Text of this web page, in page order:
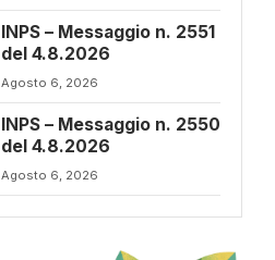
INPS – Messaggio n. 2551
del 4.8.2026
Agosto 6, 2026
INPS – Messaggio n. 2550
del 4.8.2026
Agosto 6, 2026